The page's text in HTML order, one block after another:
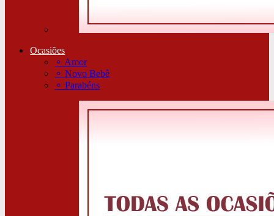
Ocasiões
⚬ Amor
⚬Novo Bebê
⚬Parabéns